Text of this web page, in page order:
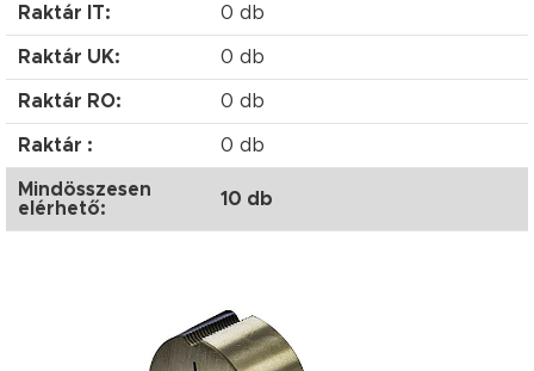
Raktár IT: 0 db
Raktár UK: 0 db
Raktár RO: 0 db
Raktár : 0 db
Mindösszesen
elérhető:
10 db